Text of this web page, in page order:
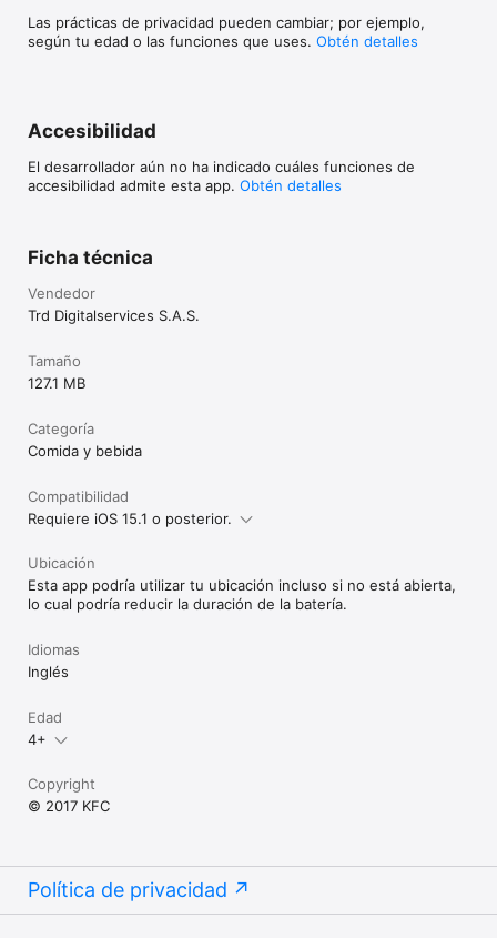
Las prácticas de privacidad pueden cambiar; por ejemplo,
según tu edad o las funciones que uses. Obtén detalles
Accesibilidad
El desarrollador aún no ha indicado cuáles funciones de
accesibilidad admite esta app. Obtén detalles
Ficha técnica
Vendedor
Trd Digitalservices S.A.S.
Tamaño
127.1 MB
Categoría
Comida y bebida
Compatibilidad
Requiere iOS 15.1 o posterior.
Ubicación
Esta app podría utilizar tu ubicación incluso si no está abierta,
lo cual podría reducir la duración de la batería.
Idiomas
Inglés
Edad
4+
Copyright
© 2017 KFC
Política de privacidad